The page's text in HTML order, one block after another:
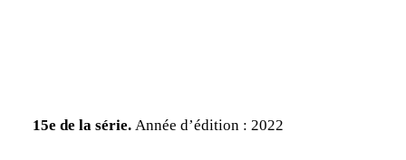
15e de la série. Année d’édition : 2022